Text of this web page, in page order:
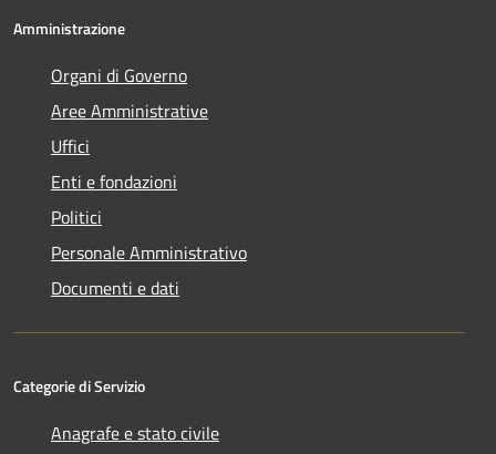
Amministrazione
Organi di Governo
Aree Amministrative
Uffici
Enti e fondazioni
Politici
Personale Amministrativo
Documenti e dati
Categorie di Servizio
Anagrafe e stato civile